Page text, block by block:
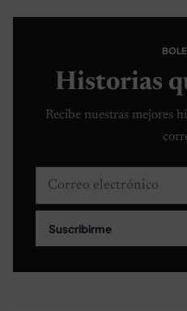
Historias
Recibe nuestras mejores
Correo electrónico
Suscribirme